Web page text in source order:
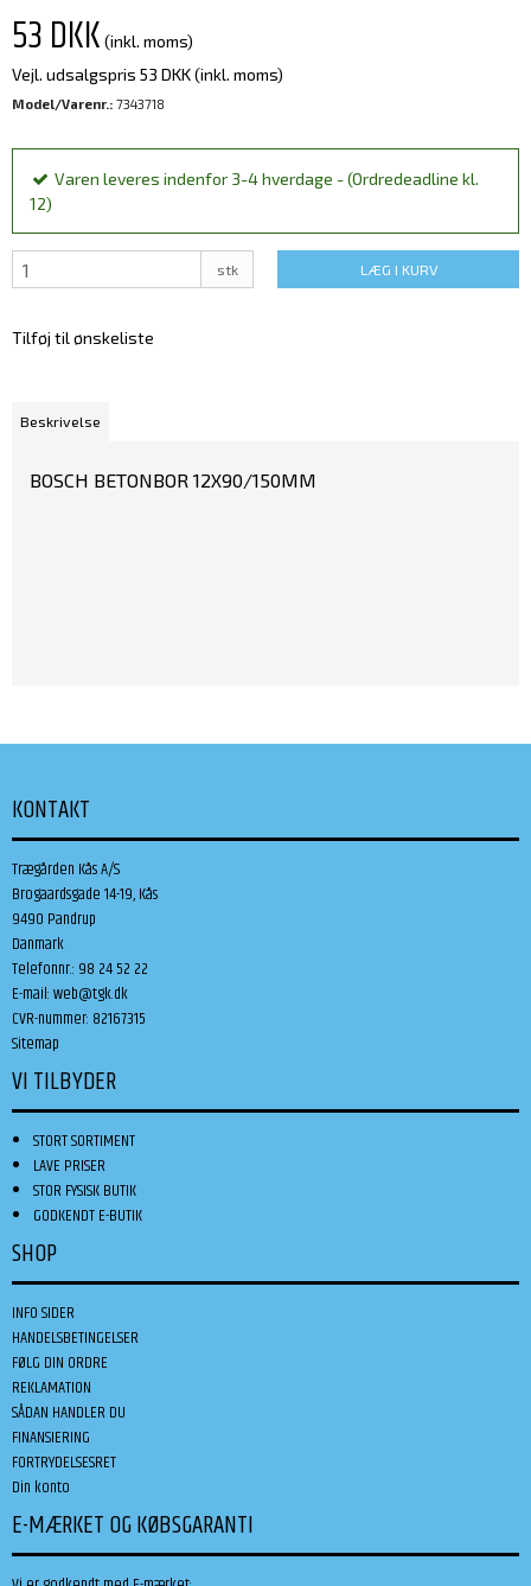
53 DKK (inkl. moms)
Vejl. udsalgspris 53 DKK(inkl. moms)
Model/Varenr.: 7343718
Varen leveres indenfor 3-4 hverdage - (Ordredeadline kl.
12)
stk LÆG I KURV
Tilføj til ønskeliste
Beskrivelse
BOSCH BETONBOR 12X90/150MM
KONTAKT
Trægården Kås A/S
Brogaardsgade 14-19, Kås
9490 Pandrup
Danmark
Telefonnr.: 98 24 52 22
E-mail:web@tgk.dk
CVR-nummer: 82167315
Sitemap
VI TILBYDER
STORT SORTIMENT
LAVE PRISER
STOR FYSISK BUTIK
GODKENDT E-BUTIK
SHOP
INFO SIDER
HANDELSBETINGELSER
FØLG DIN ORDRE
REKLAMATION
SÅDAN HANDLER DU
FINANSIERING
FORTRYDELSESRET
Din konto
E-MÆRKET OG KØBSGARANTI